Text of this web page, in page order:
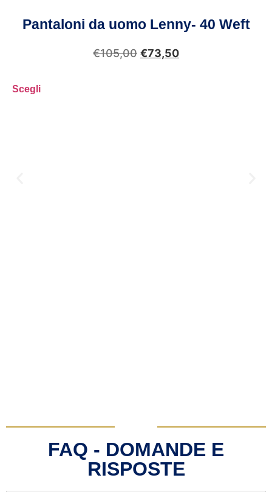
Pantaloni da uomo Lenny- 40 Weft
€105,00 €73,50
Scegli
FAQ - DOMANDE E
RISPOSTE